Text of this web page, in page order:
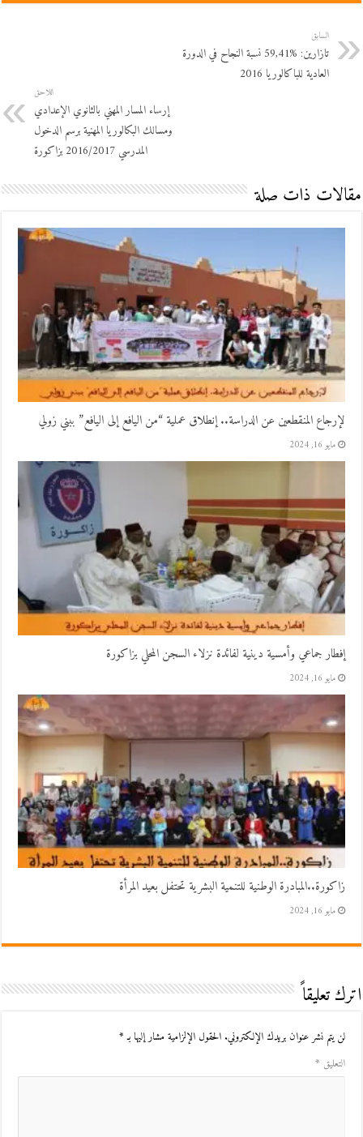
السابق
تازارين: %59,41 نسبة النجاح في الدورة
العادية للباكالوريا 2016
اللاحق
إرساء المسار المهني بالثانوي الإعدادي
ومسالك البكالوريا المهنية برسم الدخول
المدرسي 2016/2017 بزاكورة
مقالات ذات صلة
لإرجاع المنقطعين عن الدراسة.. إنطلاق عملية “من اليافع إلى اليافع” ببني زولي
مايو 16, 2024
إفطار جماعي وأمسية دينية لفائدة نزلاء السجن المحلي بزاكورة
مايو 16, 2024
زاكورة..المبادرة الوطنية للتنمية البشرية تحتفل بعيد المرأة
مايو 16, 2024
اترك تعليقاً
لن يتم نشر عنوان بريدك الإلكتروني. الحقول الإلزامية مشار إليها بـ*
التعليق *